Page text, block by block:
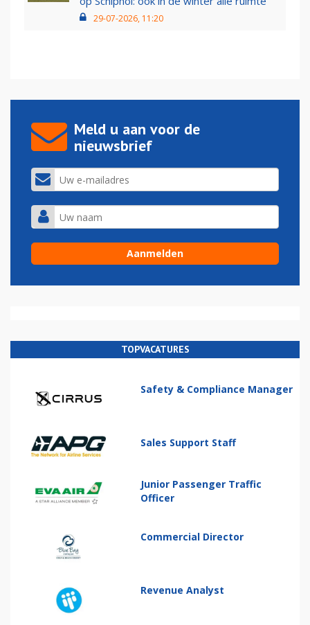
29-07-2026, 11:20
Meld u aan voor de
nieuwsbrief
TOPVACATURES
Safety & Compliance Manager
Sales Support Staff
Junior Passenger Traffic
Officer
Commercial Director
Revenue Analyst